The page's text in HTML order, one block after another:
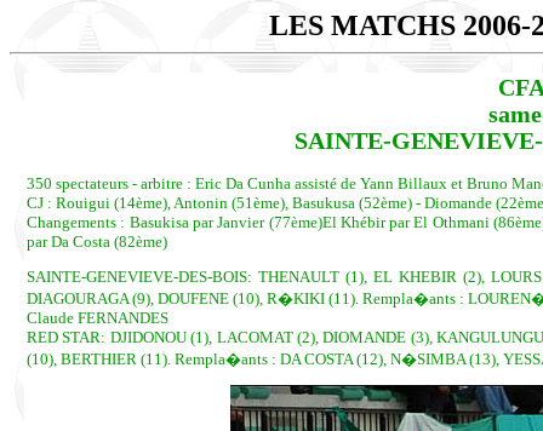
LES MATCHS
SAINTE-
350 spectateurs - arbitre : Eric Da Cunha assisté de Yann Billaux et Bruno
CJ : Rouigui (14ème), Antonin (51ème), Basukusa (52ème) - Diomande
Changements : Basukisa par Janvier (77ème)El Khébir par El Othmani
par Da Costa (82ème)
SAINTE-GENEVIEVE-DES-BOIS: THENAULT (1), EL KHEBIR (2),
DIAGOURAGA (9), DOUFENE (10), R�KIKI (11). Rempla�ants :
Claude FERNANDES
RED STAR: DJIDONOU (1), LACOMAT (2), DIOMANDE (3),
(10), BERTHIER (11). Rempla�ants : DA COSTA (12), N�SIMBA (13),